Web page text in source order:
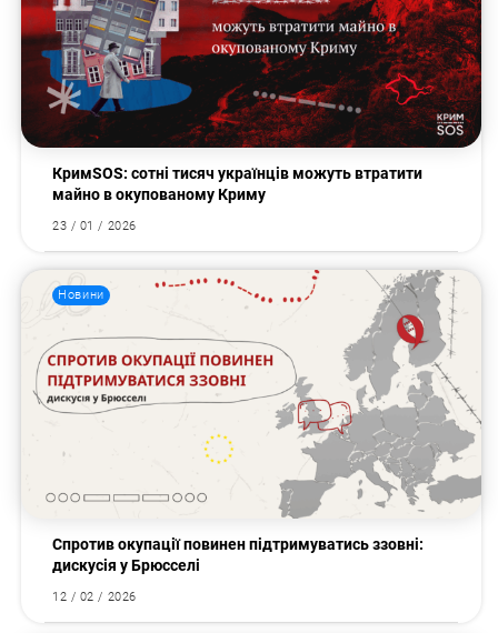
КримSOS: сотні тисяч українців можуть втратити
майно в окупованому Криму
23 / 01 / 2026
Новини
Спротив окупації повинен підтримуватись ззовні:
дискусія у Брюсселі
12 / 02 / 2026